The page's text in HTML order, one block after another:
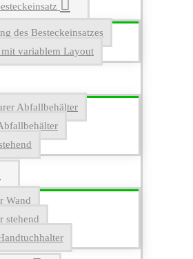
des Besteckeinsatzes
mit variablem Layout
Abfallbehälter
Wand
stehend